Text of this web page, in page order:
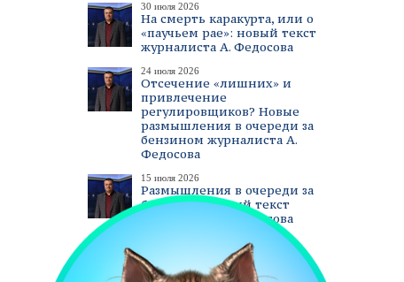
30 июля 2026
На смерть каракурта, или о
«паучьем рае»: новый текст
журналиста А. Федосова
24 июля 2026
Отсечение «лишних» и
привлечение
регулировщиков? Новые
размышления в очереди за
бензином журналиста А.
Федосова
15 июля 2026
Размышления в очереди за
бензином. Новый текст
журналиста А. Федосова
смотреть все